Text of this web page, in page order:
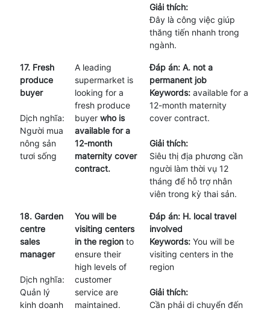
Giải thích:
Đây là công việc giúp
thăng tiến nhanh trong
ngành.
17. Fresh
produce
buyer
Dịch nghĩa:
Người mua
nông sản
tươi sống
A leading
supermarket is
looking for a
fresh produce
buyer who is
available for a
12-month
maternity cover
contract.
Đáp án: A. not a
permanent job
Keywords: available for a
12-month maternity
cover contract.
Giải thích:
Siêu thị địa phương cần
người làm thời vụ 12
tháng để hỗ trợ nhân
viên trong kỳ thai sản.
18. Garden
centre
sales
manager
Dịch nghĩa:
Quản lý
kinh doanh
You will be
visiting centers
in the region to
ensure their
high levels of
customer
service are
maintained.
Đáp án: H. local travel
involved
Keywords: You will be
visiting centers in the
region
Giải thích:
Cần phải di chuyển đến